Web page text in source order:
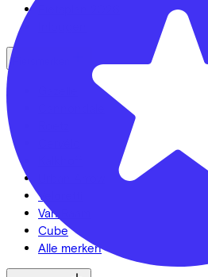
Veloretti
Van Raam
Cube
Alle merken